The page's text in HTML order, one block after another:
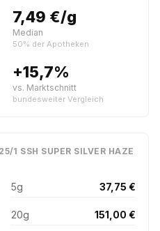
7,49 €/g
Median
50% der Apotheken
+15,7%
vs. Marktschnitt
bundesweiter Vergleich
1 SSH SUPER SILVER HAZE
5g 37,75 €
20g 151,00 €